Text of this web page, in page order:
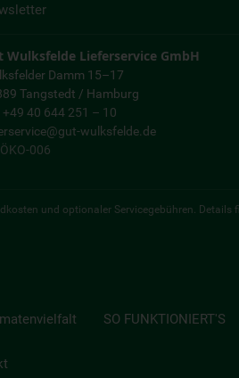
Wulksfelde Lieferservice GmbH
Damm 15–17
Tangstedt / Hamburg
+49 40 644 251 – 10
wulksfelde.de
006
und optionaler Servicegebühren. Details
SO FUNKTIONIERT'S